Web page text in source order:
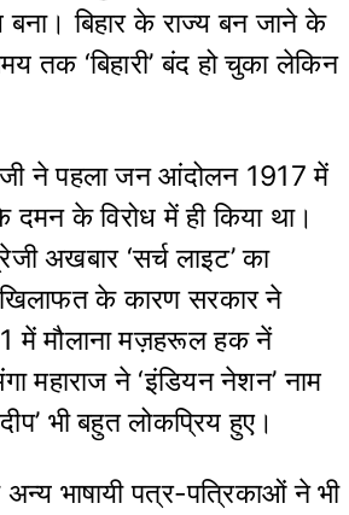
बिहार के राज्य बन जाने के
तक ‘बिहारी’ बंद हो चुका लेकिन
ने पहला जन आंदोलन 1917 में
के विरोध में ही किया था।
अखबार ‘सर्च लाइट’ का
खिलाफत के कारण सरकार ने
में मौलाना मज़हरूल हक नें
महाराज ने ‘इंडियन नेशन’ नाम
भी बहुत लोकप्रिय हुए।
भाषायी पत्र-पत्रिकाओं ने भी